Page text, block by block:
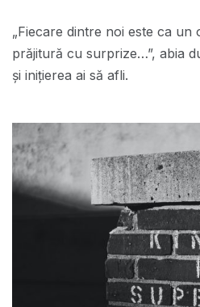
„Fiecare dintre noi este ca
prăjitură cu surprize…”, abia
și inițierea ai să afli.